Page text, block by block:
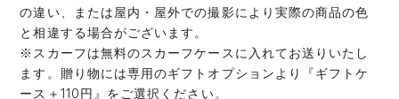
の違い、または屋内・屋外での撮影により実際の商品の色
と相違する場合がございます。
※スカーフは無料のスカーフケースに入れてお送りいたし
ます。贈り物には専用のギフトオプションより『ギフトケ
ース＋110円』をご選択ください。